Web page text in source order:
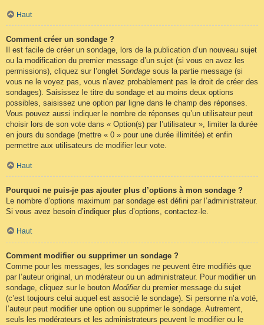
Haut
Comment créer un sondage ?
Il est facile de créer un sondage, lors de la publication d’un nouveau sujet
ou la modification du premier message d’un sujet (si vous en avez les
permissions), cliquez sur l’onglet Sondage sous la partie message (si
vous ne le voyez pas, vous n’avez probablement pas le droit de créer des
sondages). Saisissez le titre du sondage et au moins deux options
possibles, saisissez une option par ligne dans le champ des réponses.
Vous pouvez aussi indiquer le nombre de réponses qu’un utilisateur peut
choisir lors de son vote dans « Option(s) par l’utilisateur », limiter la durée
en jours du sondage (mettre « 0 » pour une durée illimitée) et enfin
permettre aux utilisateurs de modifier leur vote.
Haut
Pourquoi ne puis-je pas ajouter plus d’options à mon sondage ?
Le nombre d’options maximum par sondage est défini par l’administrateur.
Si vous avez besoin d’indiquer plus d’options, contactez-le.
Haut
Comment modifier ou supprimer un sondage ?
Comme pour les messages, les sondages ne peuvent être modifiés que
par l’auteur original, un modérateur ou un administrateur. Pour modifier un
sondage, cliquez sur le bouton Modifierdu premier message du sujet
(c’est toujours celui auquel est associé le sondage). Si personne n’a voté,
l’auteur peut modifier une option ou supprimer le sondage. Autrement,
seuls les modérateurs et les administrateurs peuvent le modifier ou le